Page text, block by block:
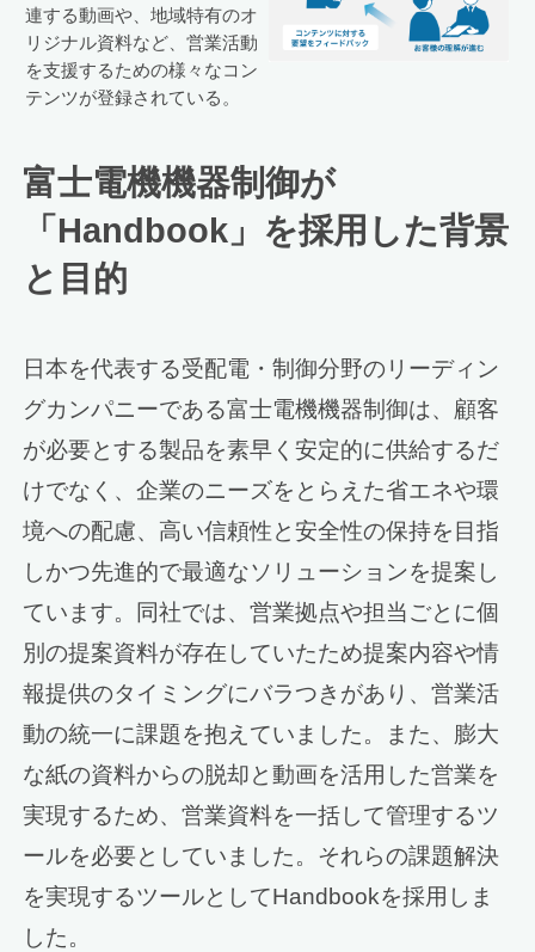
連する動画や、地域特有のオ
リジナル資料など、営業活動
を支援するための様々なコン
テンツが登録されている。
富士電機機器制御が
「Handbook」を採用した背景
と目的
日本を代表する受配電・制御分野のリーディン
グカンパニーである富士電機機器制御は、顧客
が必要とする製品を素早く安定的に供給するだ
けでなく、企業のニーズをとらえた省エネや環
境への配慮、高い信頼性と安全性の保持を目指
しかつ先進的で最適なソリューションを提案し
ています。同社では、営業拠点や担当ごとに個
別の提案資料が存在していたため提案内容や情
報提供のタイミングにバラつきがあり、営業活
動の統一に課題を抱えていました。また、膨大
な紙の資料からの脱却と動画を活用した営業を
実現するため、営業資料を一括して管理するツ
ールを必要としていました。それらの課題解決
を実現するツールとしてHandbookを採用しま
した。